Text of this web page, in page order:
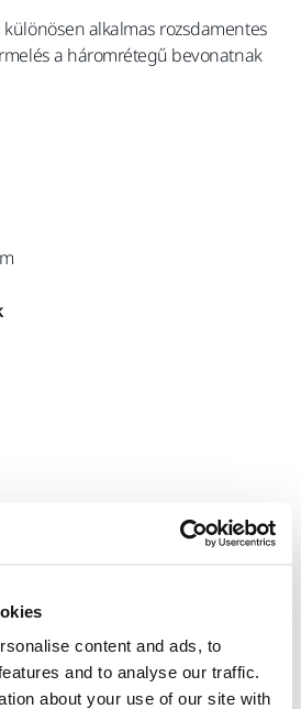
content and ads, to
and to analyse our traffic.
about your use of our site with
különösen alkalmas rozsdamentes
a háromrétegű bevonatnak
részletek